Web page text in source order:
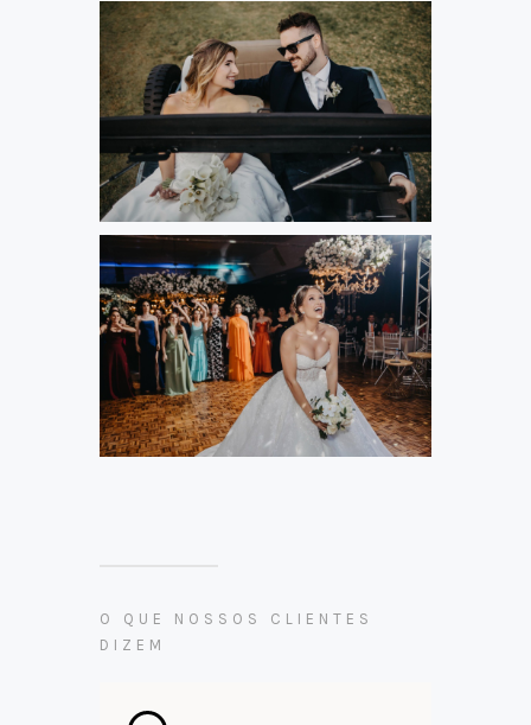
O QUE NOSSOS CLIENTES
DIZEM